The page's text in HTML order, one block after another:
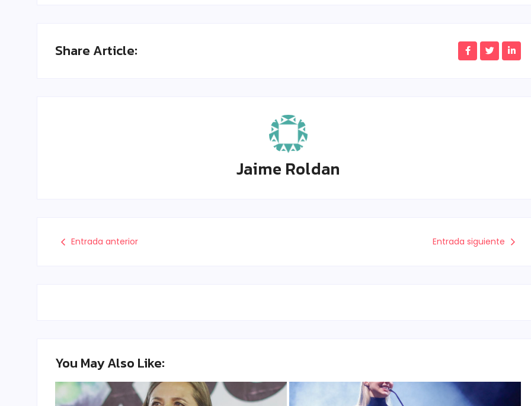
Share Article:
Jaime Roldan
Entrada anterior Entrada siguiente
You May Also Like: